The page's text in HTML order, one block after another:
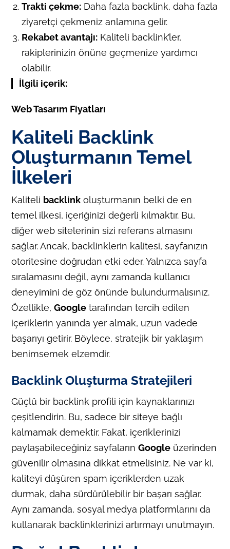
Trakti çekme: Daha fazla backlink, daha fazla
ziyaretçi çekmeniz anlamına gelir.
Rekabet avantajı: Kaliteli backlink’ler,
rakiplerinizin önüne geçmenize yardımcı
olabilir.
İlgili içerik:
Web Tasarım Fiyatları
Kaliteli Backlink
Oluşturmanın Temel
İlkeleri
Kaliteli backlink oluşturmanın belki de en
temel ilkesi, içeriğinizi değerli kılmaktır. Bu,
diğer web sitelerinin sizi referans almasını
sağlar. Ancak, backlinklerin kalitesi, sayfanızın
otoritesine doğrudan etki eder. Yalnızca sayfa
sıralamasını değil, aynı zamanda kullanıcı
deneyimini de göz önünde bulundurmalısınız.
Özellikle,Google tarafından tercih edilen
içeriklerin yanında yer almak, uzun vadede
başarıyı getirir. Böylece, stratejik bir yaklaşım
benimsemek elzemdir.
Backlink Oluşturma Stratejileri
Güçlü bir backlink profili için kaynaklarınızı
çeşitlendirin. Bu, sadece bir siteye bağlı
kalmamak demektir. Fakat, içeriklerinizi
paylaşabileceğiniz sayfalarınGoogle üzerinden
güvenilir olmasına dikkat etmelisiniz. Ne var ki,
kaliteyi düşüren spam içeriklerden uzak
durmak, daha sürdürülebilir bir başarı sağlar.
Aynı zamanda, sosyal medya platformlarını da
kullanarak backlinklerinizi artırmayı unutmayın.